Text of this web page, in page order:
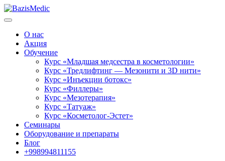
О нас
Акция
Обучение
Курс «Младшая медсестра в косметологии»
Курс «Тредлифтинг — Мезонити и 3D нити»
Курс «Инъекции ботокс»
Курс «Филлеры»
Курс «Мезотерапия»
Курс «Татуаж»
Курс «Косметолог-Эстет»
Семинары
Оборудование и препараты
Блог
+998994811155